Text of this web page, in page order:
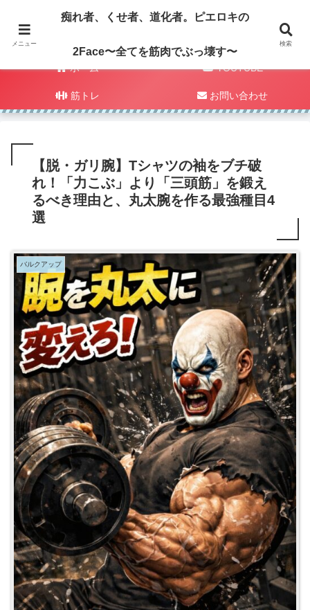
ホーム YOUTUBE
筋トレ お問い合わせ
【脱・ガリ腕】Tシャツの袖をブチ破
れ！「力こぶ」より「三頭筋」を鍛え
るべき理由と、丸太腕を作る最強種目4
選
バルクアップ
メニュー
痴れ者、くせ者、道化者。ピエロキの
2Face〜全てを筋肉でぶっ壊す〜
検索